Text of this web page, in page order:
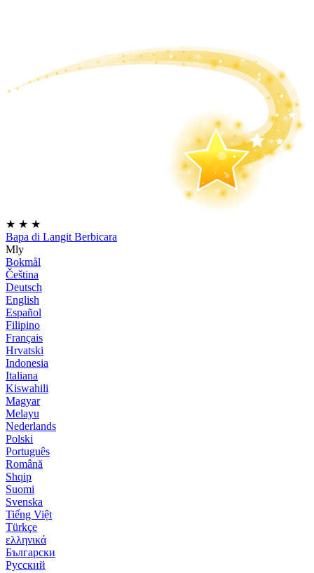
★ ★ ★
Bapa di Langit Berbicara
Mly
Bokmål
Čeština
Deutsch
English
Español
Filipino
Français
Hrvatski
Indonesia
Italiana
Kiswahili
Magyar
Melayu
Nederlands
Polski
Português
Română
Shqip
Suomi
Svenska
Tiếng Việt
Türkçe
ελληνικά
Български
Русский